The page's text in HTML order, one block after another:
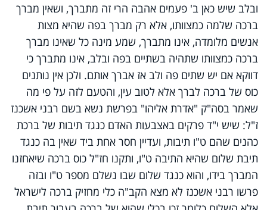
ובלב שיש כאן ב' פעמים אהבה הרי זה מתברך, ושאין מברך
ברכה שלמה כמצוותו, אלא רק מברך בפה שהיא מצות
אנשים מלומדה, אינו מתברך, שמע מינה כל שאינו מברך
ברכה כמצוותו שתהיה בשתיים בפה ובלב, אינו מתברך כי
דווקא אם יש שתים פה ולב אז אברך אותם. ולכן אין נותנים
כוס של ברכה לברך אלא לטוב עין, והטעם לזה על פי מה
שאמר בסה"ק "אדרת אליהו" בפרשת נשא בשם רבני אשכנז
ז"ל: שיש י"ד פרקים באצבעות האדם כנגד תיבות של ברכת
כהנים שהם ט"ו תיבות, ועדיין חסר אחת ביד שאין בה כנגד
תיבת שלום שהיא התיבה ט"ו, ותקנו חז"ל כוס ברכה שיאחזנו
המברך בידו, והוא כנגד שלום שבו נשלם מספר ט"ו ובזה
פרשו רבני אשכנז לא מצא הקב"ה כלי מחזיק ברכה לישראל